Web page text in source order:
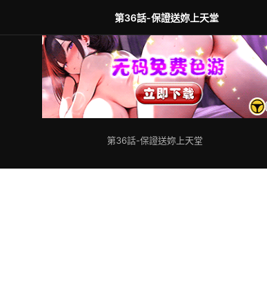
第36話-保證送妳上天堂
第36話-保證送妳上天堂